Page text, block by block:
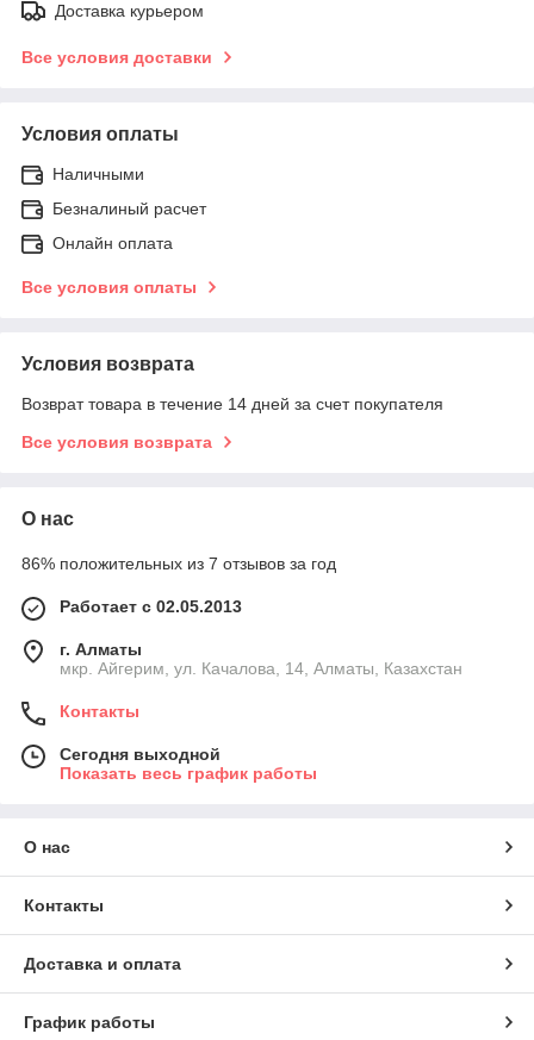
Доставка курьером
Все условия доставки
Условия оплаты
Наличными
Безналиный расчет
Онлайн оплата
Все условия оплаты
Условия возврата
Возврат товара в течение 14 дней за счет покупателя
Все условия возврата
О нас
86% положительных из 7 отзывов за год
Работает с 02.05.2013
г. Алматы
мкр. Айгерим, ул. Качалова, 14, Алматы, Казахстан
Контакты
Сегодня выходной
Показать весь график работы
О нас
Контакты
Доставка и оплата
График работы